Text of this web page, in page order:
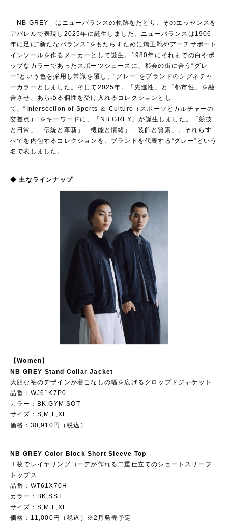
「NB GREY」はニューバランスの軌跡をたどり、そのエッセンスを
アパレルで表現し2025年に誕生しました。ニューバランスは1906
年に足に“新たなバランス”をもたらすために矯正靴やアーチサポート
インソールを作るメーカーとして誕生。1980年にそれまでの白やポ
ップなカラーであったスポーツシューズに、都会の街に合う“グレ
ー”という色を採用し常識を覆し、“グレー”をブランドのシグネチャ
ーカラーとしました。そして2025年。「先進性」と「都市性」を融
合させ、あらゆる個性を受け入れるコレクションとし
て、“Intersection of Sports ＆ Culture（スポーツとカルチャーの
交差点）”をキーワードに、「NB GREY」が誕生しました。「競技
と日常」「伝統と革新」「機能と情緒」「装飾と質素」。それらす
べてを内包するコレクションを、ブランドを代表する“グレー”という
名で表しました。
◆ 主なラインナップ
【Women】
NB GREY Stand Collar Jacket
大胆な袖のデザインが着こなしの幅を広げるクロップドジャケット
品番：WJ61K7P0
カラー：BK,GYM,SOT
サイズ：S,M,L,XL
価格：30,910円（税込）
NB GREY Color Block Short Sleeve Top
１枚でレイヤリングコーデが作れる二重仕立てのショートスリーブ
トップス
品番：WT61X70H
カラー：BK,SST
サイズ：S,M,L,XL
価格：11,000円（税込）※2月発売予定